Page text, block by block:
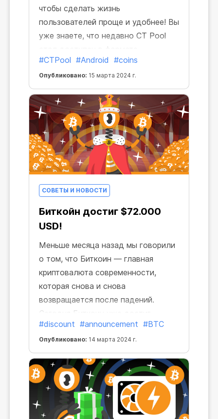
чтобы сделать жизнь
пользователей проще и удобнее! Вы
уже знаете, что недавно CT Pool
стал доступен в формате
приложения для любых Android-
устройств. Теперь в приложении CT
Pool появилось еще несколько
уникальных возможностей!
#CTPool #Android #coins
Опубликовано: 15 марта 2024 г.
СОВЕТЫ И НОВОСТИ
Биткойн достиг $72.000
USD!
Меньше месяца назад мы говорили
о том, что Биткоин — главная
криптовалюта современности,
которая снова и снова
возвращается после падений.
Сегодня Биткоин уже достиг
отметки в $72.000 USD!
#discount #announcement #BTC
Опубликовано: 14 марта 2024 г.